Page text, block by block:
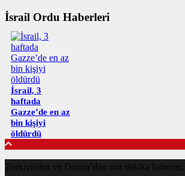
İsrail Ordu Haberleri
İsrail, 3
haftada
Gazze’de en az
bin kişiyi
öldürdü
Türkiye'den ve Dünya’dan son dakika haberler,